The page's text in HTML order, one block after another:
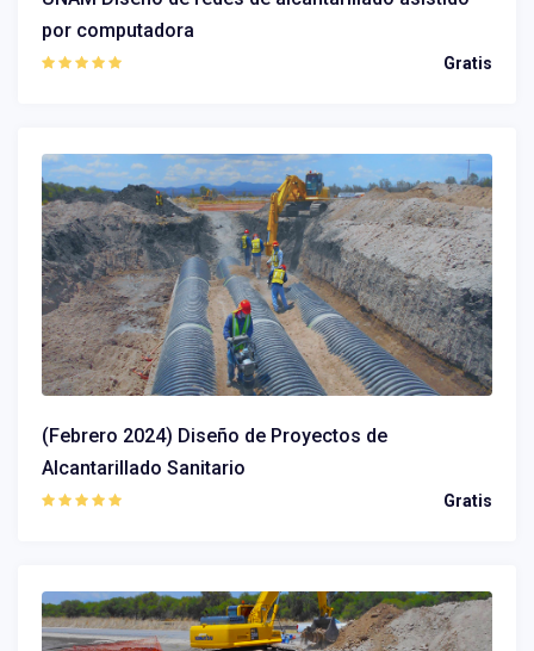
por computadora
Gratis
(Febrero 2024) Diseño de Proyectos de
Alcantarillado Sanitario
Gratis